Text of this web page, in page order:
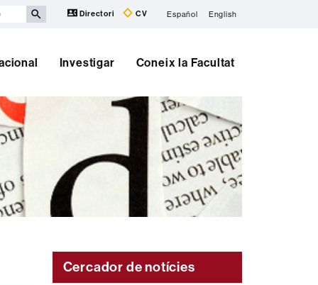
Directori CV Español English
Investigar Coneix la Facultat
Cercador de notícies